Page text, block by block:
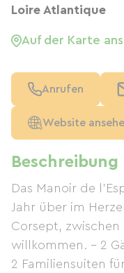
Beschreibung
Das Manoir de
Jahr über im
Corsept,
willkommen. – 2
2 Familiensuiten
Loire Atlantique
Auf der Karte
Anrufen
Website